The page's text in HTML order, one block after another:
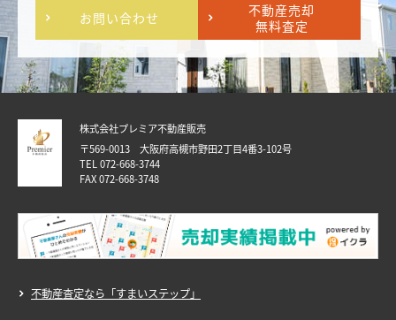
お問い合わせ
不動産売却
無料査定
株式会社プレミア不動産販売
〒569-0013 大阪府高槻市野田2丁目4番3-102号
TEL 072-668-3744
FAX 072-668-3748
不動産査定なら「すまいステップ」